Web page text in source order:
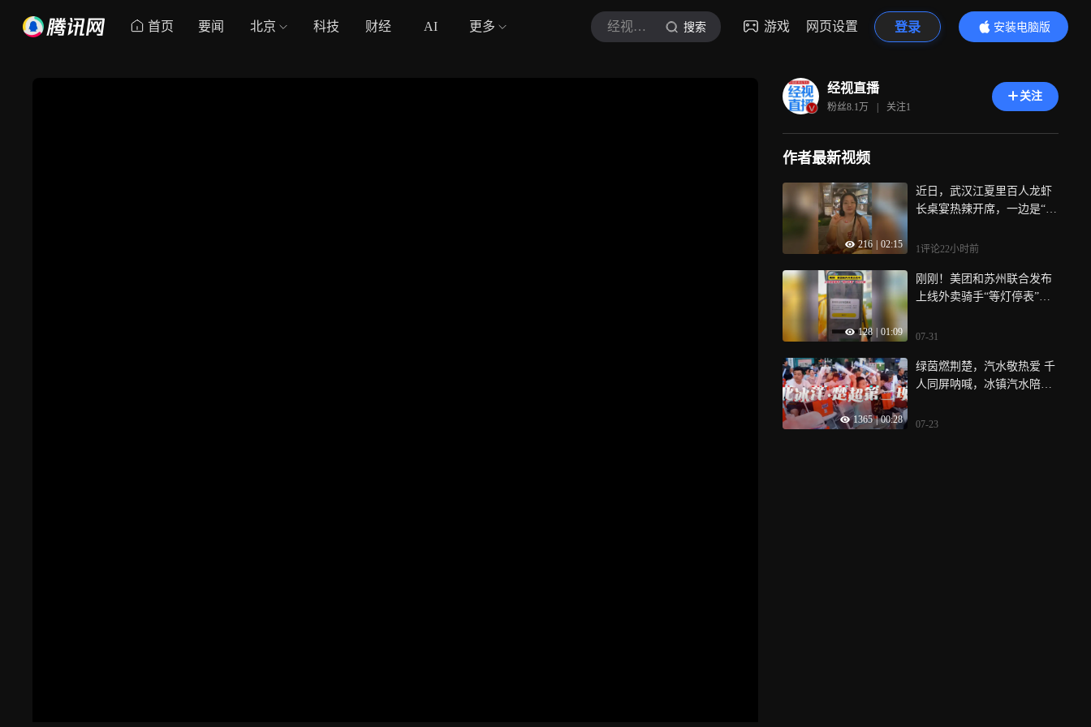
首页 要闻 北京 科技 财经 AI 更多 经视直播 搜索 游戏 网页设置 登录
安装电脑版
内容更精彩
经视直播
粉丝8.1万 | 关注1
关注
作者最新视频
216 02:15
近日，武汉江夏里百人龙虾
长桌宴热辣开席，一边是“清
是小龙虾配啤酒的夏日畅
一桌都齐了！
1评论22小时前
128 01:09
刚刚！美团和苏州联合发布
上线外卖骑手“等灯停表”试
07-31
1365 | 00:28
绿茵燃荆楚，汽水敬热爱 千
人同屏呐喊，冰镇汽水陪你
07-23